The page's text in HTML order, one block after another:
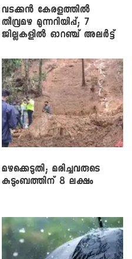
വടക്കൻ കേരളത്തിൽ
തീവ്രമഴ മുന്നറിയിപ്പ്; 7
ജില്ലകളിൽ ഓറഞ്ച് അലർട്ട്
മഴക്കെടുതി; മരിച്ചവരുടെ
കുടുംബത്തിന് 8 ലക്ഷം